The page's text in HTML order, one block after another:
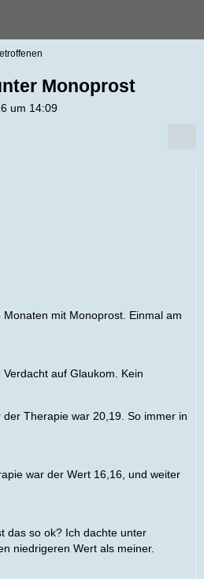
Monoprost
um 14:09
mit Monoprost. Einmal am
auf Glaukom. Kein
Therapie war 20,19. So immer in
war der Wert 16,16, und weiter
das so ok? Ich dachte unter
niedrigeren Wert als meiner.